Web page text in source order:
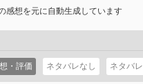
感想を元に自動生成しています
・評価 ネタバレなし ネタバレ